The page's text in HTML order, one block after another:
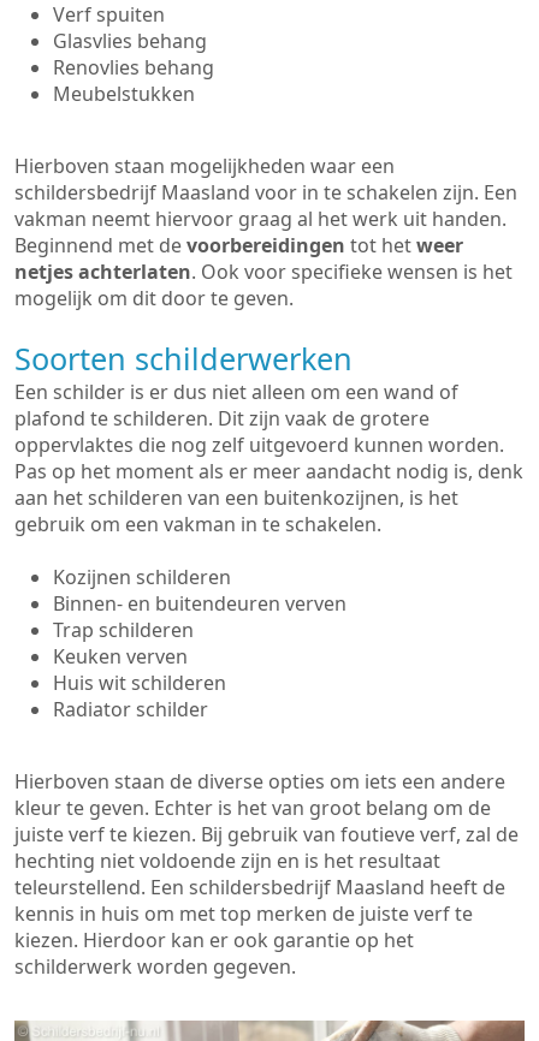
Verf spuiten
Glasvlies behang
Renovlies behang
Meubelstukken
Hierboven staan mogelijkheden waar een
schildersbedrijf Maasland voor in te schakelen zijn. Een
vakman neemt hiervoor graag al het werk uit handen.
Beginnend met devoorbereidingen tot hetweer
netjes achterlaten. Ook voor specifieke wensen is het
mogelijk om dit door te geven.
Soorten schilderwerken
Een schilder is er dus niet alleen om een wand of
plafond te schilderen. Dit zijn vaak de grotere
oppervlaktes die nog zelf uitgevoerd kunnen worden.
Pas op het moment als er meer aandacht nodig is, denk
aan het schilderen van een buitenkozijnen, is het
gebruik om een vakman in te schakelen.
Kozijnen schilderen
Binnen- en buitendeuren verven
Trap schilderen
Keuken verven
Huis wit schilderen
Radiator schilder
Hierboven staan de diverse opties om iets een andere
kleur te geven. Echter is het van groot belang om de
juiste verf te kiezen. Bij gebruik van foutieve verf, zal de
hechting niet voldoende zijn en is het resultaat
teleurstellend. Een schildersbedrijf Maasland heeft de
kennis in huis om met top merken de juiste verf te
kiezen. Hierdoor kan er ook garantie op het
schilderwerk worden gegeven.